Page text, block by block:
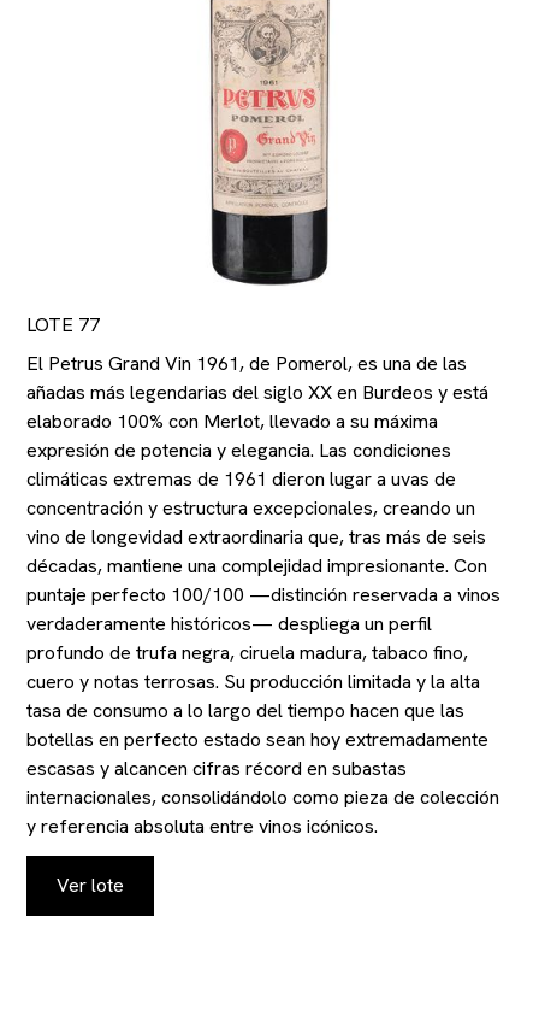
LOTE 77
El Petrus Grand Vin 1961, de Pomerol, es una de las
añadas más legendarias del siglo XX en Burdeos y está
elaborado 100% con Merlot, llevado a su máxima
expresión de potencia y elegancia. Las condiciones
climáticas extremas de 1961 dieron lugar a uvas de
concentración y estructura excepcionales, creando un
vino de longevidad extraordinaria que, tras más de seis
décadas, mantiene una complejidad impresionante. Con
puntaje perfecto 100/100 —distinción reservada a vinos
verdaderamente históricos— despliega un perfil
profundo de trufa negra, ciruela madura, tabaco fino,
cuero y notas terrosas. Su producción limitada y la alta
tasa de consumo a lo largo del tiempo hacen que las
botellas en perfecto estado sean hoy extremadamente
escasas y alcancen cifras récord en subastas
internacionales, consolidándolo como pieza de colección
y referencia absoluta entre vinos icónicos.
Ver lote